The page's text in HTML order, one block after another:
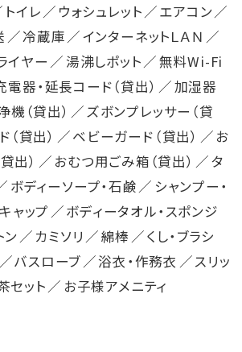
トイレ ウォシュレット
エアコン
冷蔵庫
インターネットＬＡＮ
イヤー 湯沸しポット
無料Wi-Fi
電器・延長コード（貸出）
加湿器
（貸出）
ズボンプレッサー（貸
貸出） ベビーガード（貸出）
お
出）
おむつ用ごみ箱（貸出）
タ
ボディーソープ・石鹸
シャンプー・
ャップ
ボディータオル・スポンジ
ン カミソリ 綿棒
くし・ブラシ
バスローブ 浴衣・作務衣
スリッ
セット お子様アメニティ